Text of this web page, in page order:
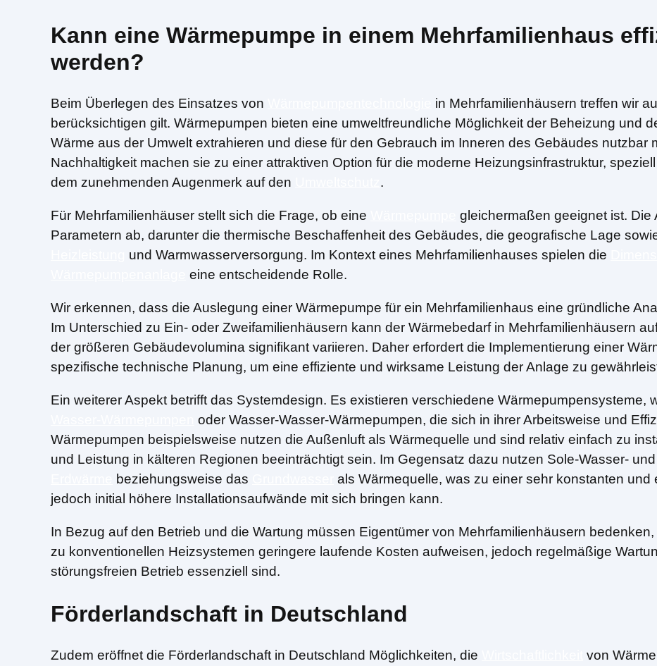
Kann eine Wärmepumpe in einem Mehrfamilienhaus
werden?
Beim Überlegen des Einsatzes von
in Mehrfamilienhäusern treffen wir
berücksichtigen gilt. Wärmepumpen bieten eine umweltfreundliche Möglichkeit der Beheizung und
Wärme aus der Umwelt extrahieren und diese für den Gebrauch im Inneren des Gebäudes nutzbar
Nachhaltigkeit machen sie zu einer attraktiven Option für die moderne Heizungsinfrastruktur,
dem zunehmenden Augenmerk auf den
.
Für Mehrfamilienhäuser stellt sich die Frage, ob eine
gleichermaßen geeignet ist.
Parametern ab, darunter die thermische Beschaffenheit des Gebäudes, die geografische Lage
und Warmwasserversorgung. Im Kontext eines Mehrfamilienhauses spielen die
eine entscheidende Rolle.
Wir erkennen, dass die Auslegung einer Wärmepumpe für ein Mehrfamilienhaus eine gründliche
Im Unterschied zu Ein- oder Zweifamilienhäusern kann der Wärmebedarf in Mehrfamilienhäusern
der größeren Gebäudevolumina signifikant variieren. Daher erfordert die Implementierung einer
spezifische technische Planung, um eine effiziente und wirksame Leistung der Anlage zu
Ein weiterer Aspekt betrifft das Systemdesign. Es existieren verschiedene Wärmepumpensysteme,
oder Wasser-Wasser-Wärmepumpen, die sich in ihrer Arbeitsweise und
Wärmepumpen beispielsweise nutzen die Außenluft als Wärmequelle und sind relativ einfach zu
und Leistung in kälteren Regionen beeinträchtigt sein. Im Gegensatz dazu nutzen Sole-Wasser-
beziehungsweise das
als Wärmequelle, was zu einer sehr konstanten
jedoch initial höhere Installationsaufwände mit sich bringen kann.
In Bezug auf den Betrieb und die Wartung müssen Eigentümer von Mehrfamilienhäusern
zu konventionellen Heizsystemen geringere laufende Kosten aufweisen, jedoch regelmäßige
störungsfreien Betrieb essenziell sind.
Förderlandschaft in Deutschland
Zudem eröffnet die Förderlandschaft in Deutschland Möglichkeiten, die
von